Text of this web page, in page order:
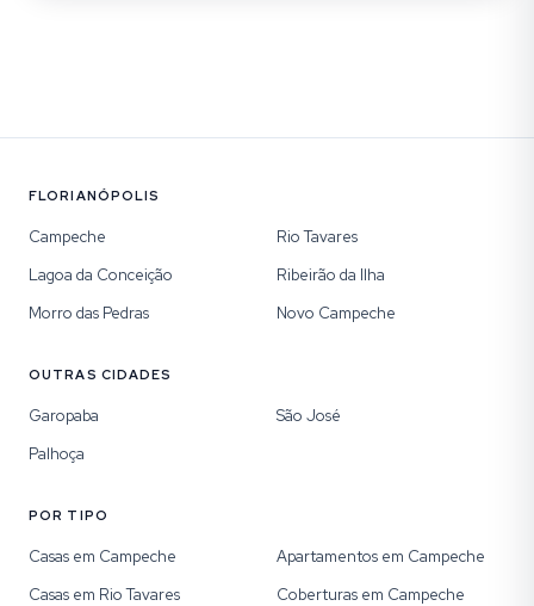
FLORIANÓPOLIS
Campeche
Rio Tavares
Lagoa da Conceição
Ribeirão da Ilha
Morro das Pedras
Novo Campeche
OUTRAS CIDADES
Garopaba
São José
Palhoça
POR TIPO
Casas em Campeche
Apartamentos em Campeche
Casas em Rio Tavares
Coberturas em Campeche